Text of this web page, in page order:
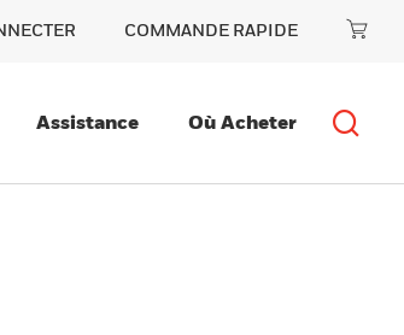
COMMANDE RAPIDE
Assistance Où Acheter